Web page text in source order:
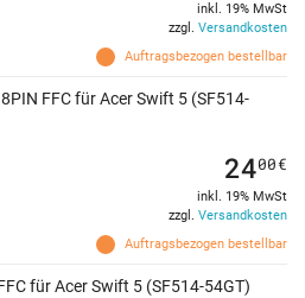
Auftragsbezogen bestellbar
inkl. 19% MwSt
zzgl. Versandkosten
FFC für Acer Swift 5 (SF514-
Auftragsbezogen bestellbar
2400€
inkl. 19% MwSt
zzgl. Versandkosten
für Acer Swift 5 (SF514-54GT)